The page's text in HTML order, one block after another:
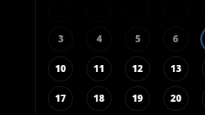
3 4 5 6
10 11 12 13
17 18 19 20